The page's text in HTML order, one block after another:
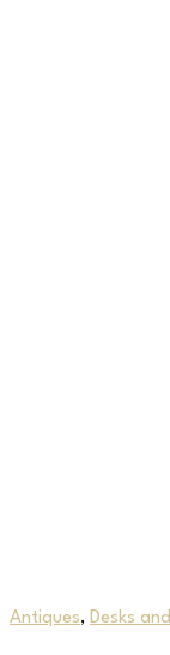
Antiques, Desks